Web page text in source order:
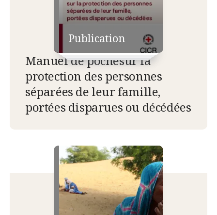
Publication
Manuel de pochesur la
protection des personnes
séparées de leur famille,
portées disparues ou décédées